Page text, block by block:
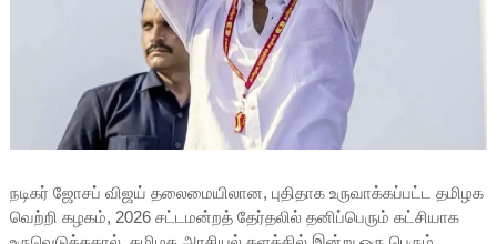
நடிகர் ஜோசப் விஜய் தலைமையிலான, புதிதாக உருவாக்கப்பட்ட தமிழக
வெற்றி கழகம், 2026 சட்டமன்றத் தேர்தலில் தனிப்பெரும் கட்சியாக